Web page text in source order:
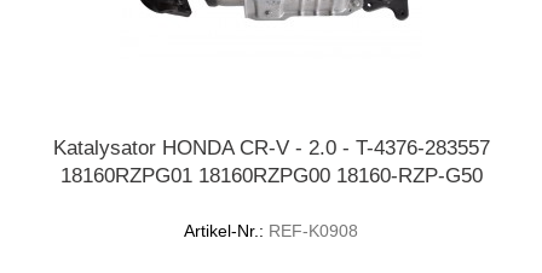
Katalysator HONDA CR-V - 2.0 - T-4376-283557
18160RZPG01 18160RZPG00 18160-RZP-G50
Artikel-Nr.: REF-K0908